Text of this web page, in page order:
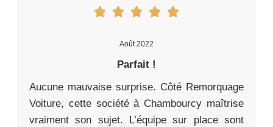
Août 2022
Parfait !
Aucune mauvaise surprise. Côté Remorquage
Voiture, cette société à Chambourcy maîtrise
vraiment son sujet. L’équipe sur place sont